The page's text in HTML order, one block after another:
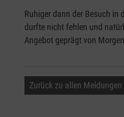
Ruhiger dann der Besuch in
durfte nicht fehlen und
Angebot geprägt von
Zurück zu allen Meldungen